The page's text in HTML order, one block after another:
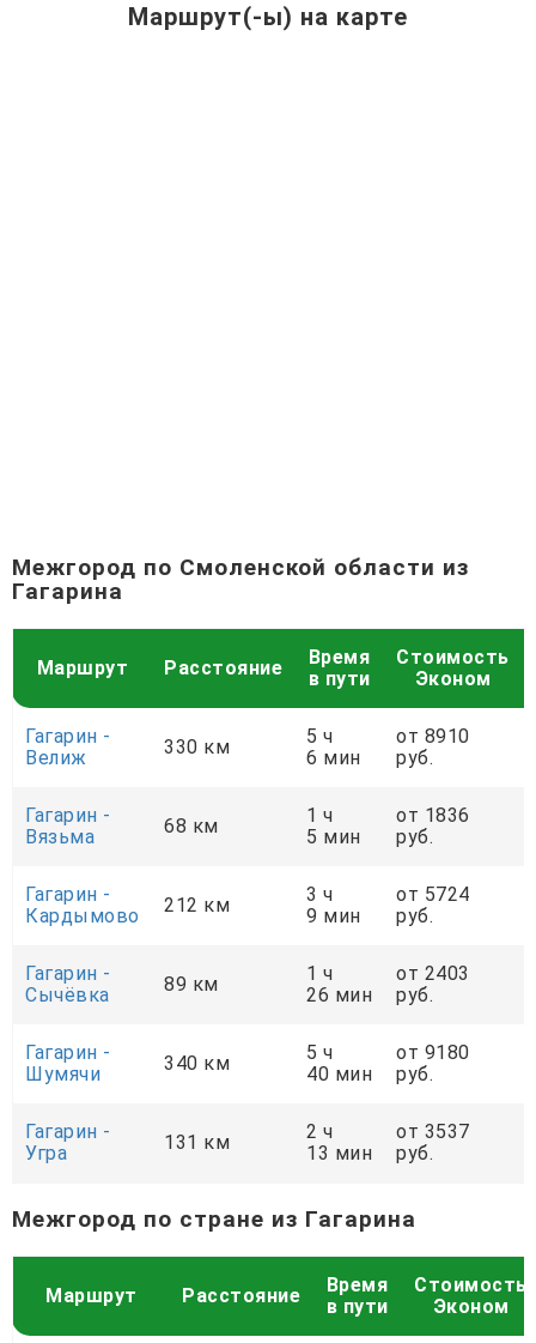
Маршрут(-ы) на карте
Межгород по Смоленской области из
Гагарина
Маршрут Расстояние
Время
в пути
Стоимость
Эконом
Гагарин -
Велиж
330 км
5 ч
6 мин
от 8910
руб.
Гагарин -
Вязьма
68 км
1 ч
5 мин
от 1836
руб.
Гагарин -
Кардымово
212 км
3 ч
9 мин
от 5724
руб.
Гагарин -
Сычёвка
89 км
1 ч
26 мин
от 2403
руб.
Гагарин -
Шумячи
340 км
5 ч
40 мин
от 9180
руб.
Гагарин -
Угра
131 км
2 ч
13 мин
от 3537
руб.
Межгород по стране из Гагарина
Маршрут Расстояние
Время
в пути
Стоимость
Эконом